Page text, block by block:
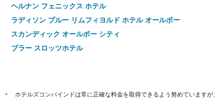
ヘルナン フェニックス ホテル
ラディソン ブルー リムフィヨルド ホテル オールボー
スカンディック オールボー シティ
ブラー スロッツホテル
*
ホテルズコンバインドは常に正確な料金を取得できるよう努めていますが、